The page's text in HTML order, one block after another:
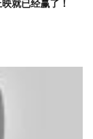
就已经赢了！